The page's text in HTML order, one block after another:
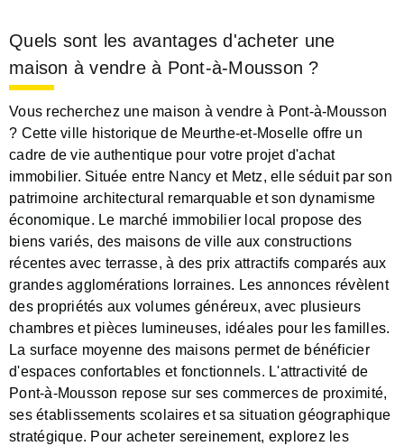
Quels sont les avantages d'acheter une
maison à vendre à Pont-à-Mousson ?
Vous recherchez une maison à vendre à Pont-à-Mousson
? Cette ville historique de Meurthe-et-Moselle offre un
cadre de vie authentique pour votre projet d'achat
immobilier. Située entre Nancy et Metz, elle séduit par son
patrimoine architectural remarquable et son dynamisme
économique. Le marché immobilier local propose des
biens variés, des maisons de ville aux constructions
récentes avec terrasse, à des prix attractifs comparés aux
grandes agglomérations lorraines. Les annonces révèlent
des propriétés aux volumes généreux, avec plusieurs
chambres et pièces lumineuses, idéales pour les familles.
La surface moyenne des maisons permet de bénéficier
d'espaces confortables et fonctionnels. L'attractivité de
Pont-à-Mousson repose sur ses commerces de proximité,
ses établissements scolaires et sa situation géographique
stratégique. Pour acheter sereinement, explorez les